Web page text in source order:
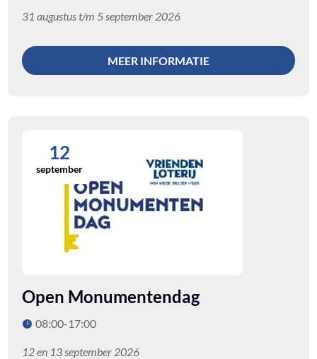
31 augustus t/m 5 september 2026
MEER INFORMATIE
12
september
Open Monumentendag
08:00-17:00
12 en 13 september 2026